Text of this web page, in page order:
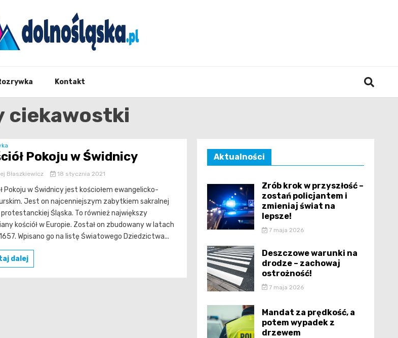
Kontakt
ciekawostki
Pokoju w Świdnicy
Błaszkiewicz 18 stycznia 2021
Pokoju w Świdnicy jest kościołem ewangelicko-
Jest on najcenniejszym zabytkiem sakralnej
Śląska. To również największy
kościół w Europie. Został on zbudowany w latach
Wpisano go na listę Światowego Dziedzictwa...
dalej
Aktualności
Zrób krok w przyszłość –
zostań policjantem i
zmieniaj świat na
lepsze!
7 maja 2026
Deszczowe warunki na
drodze – zachowaj
ostrożność!
7 maja 2026
Mandat za prędkość, a
potem wypadek z
drzewem